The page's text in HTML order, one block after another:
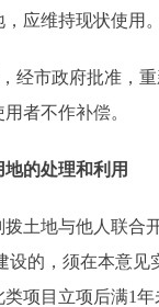
应维持现状使用
市政府批准，重
者不作补偿。
的处理和利用
地与他人联合开
设的，须在本意
项目立项后满1